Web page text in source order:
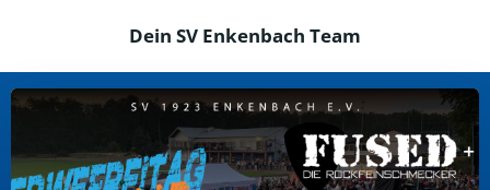
Dein SV Enkenbach Team